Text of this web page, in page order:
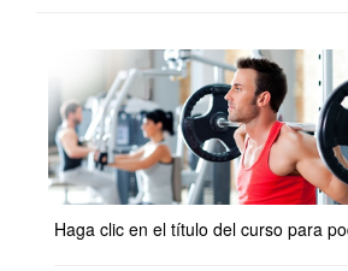
Haga clic en el título del curso para